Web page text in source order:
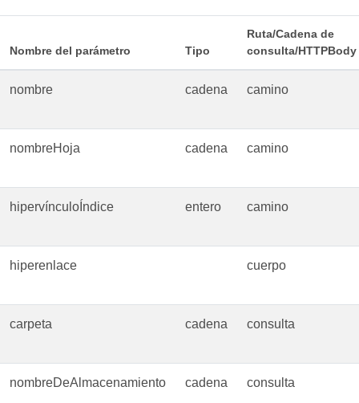
Nombre del parámetro Tipo
Ruta/Cadena de
consulta/HTTPBody
nombre cadena camino
nombreHoja cadena camino
hipervínculoÍndice entero camino
hiperenlace cuerpo
carpeta cadena consulta
nombreDeAlmacenamiento cadena consulta